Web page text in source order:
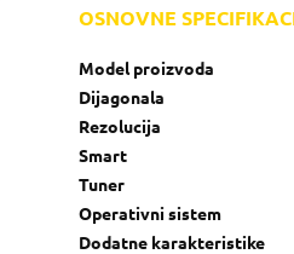
OSNOVNE
Model proizvoda
Dijagonala
Rezolucija
Smart
Tuner
Operativni sistem
Dodatne karakteristike